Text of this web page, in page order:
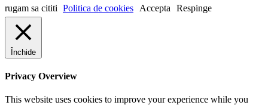
rugam sa cititi Politica de cookies Accepta Respinge
Închide
Privacy Overview
This website uses cookies to improve your experience while you